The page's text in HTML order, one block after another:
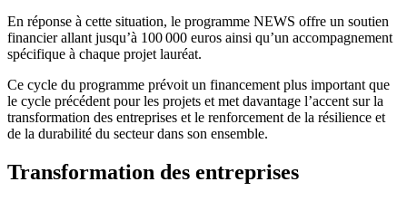
En réponse à cette situation, le programme NEWS offre un soutien
financier allant jusqu’à 100 000 euros ainsi qu’un accompagnement
spécifique à chaque projet lauréat.
Ce cycle du programme prévoit un financement plus important que
le cycle précédent pour les projets et met davantage l’accent sur la
transformation des entreprises et le renforcement de la résilience et
de la durabilité du secteur dans son ensemble.
Transformation des entreprises